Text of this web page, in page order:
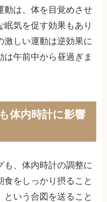
動は、体を目覚めさせ
眠気を促す効果もあり
激しい運動は逆効果に
午前中から昼過ぎま
体内時計に影響
も、体内時計の調整に
をしっかり摂ること
いう合図を送ること